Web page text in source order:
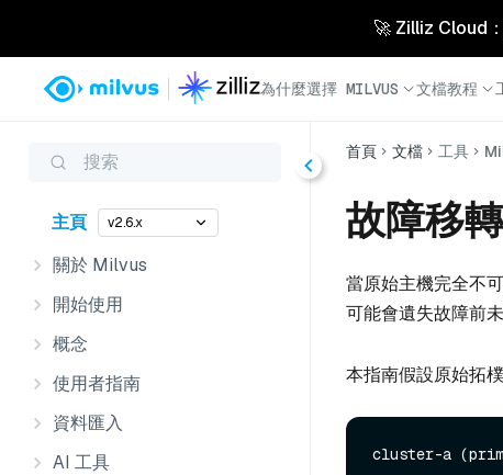
🚀 Zilliz Cloud
為什麼選擇 MILVUS 文檔教程
搜索
主頁 v2.6.x
關於 Milvus
開始使用
概念
使用者指南
資料匯入
AI 工具
首頁 文檔 工具
故障移轉
當原始主機完全不
可能會遺失故障前
本指南假設原始拓樸